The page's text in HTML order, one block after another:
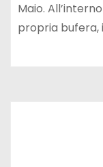
Maio.
propria bufera,